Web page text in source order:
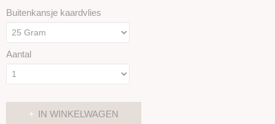
Buitenkansje kaardvlies
Aantal
IN WINKELWAGEN